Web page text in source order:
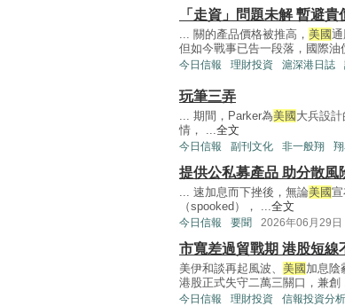
「走資」問題未解 暫避貴
... 關的產品價格被推高， 美國
但如今戰事已告一段落，國際油
今日信報 理財投資 滬深港日誌
玩筆三弄
... 期間，Parker為美國 大兵設
情， ... 全文
今日信報 副刊文化 非一般翔
提供公私募產品 助分散風
... 速加息而下挫後，無論美國
（spooked）， ... 全文
今日信報 要聞 2026年06月29日
市寬差過貿戰期 港股短線
美伊和談再起風波、 美國 加息陰
港股正式失守二萬三關口，兼創
今日信報 理財投資 信報投資分